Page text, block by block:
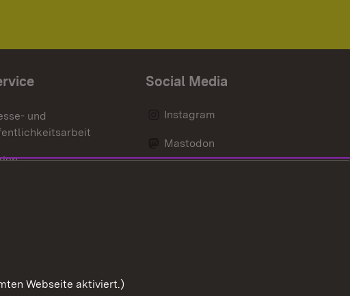
und
Social Media
Instagram
Mastodon
Webseite aktiviert.)